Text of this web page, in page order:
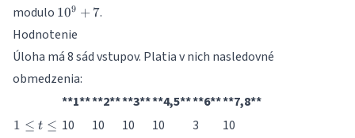
modulo 10^9
109 + 7.
Hodnotenie
Úloha má 8 sád vstupov. Platia v nich nasledovné
obmedzenia:
**1****2****3****4,5****6****7,8**
1
1 ≤ t ≤ 10 10 10 10 3 10